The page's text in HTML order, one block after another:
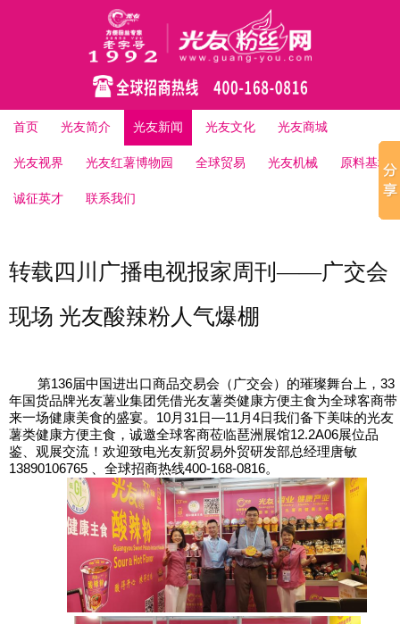
首页 光友简介 光友新闻 光友文化 光友商城
光友视界 光友红薯博物园 全球贸易 光友机械 原料基地
诚征英才 联系我们
转载四川广播电视报家周刊——广交会
现场 光友酸辣粉人气爆棚
第136届中国进出口商品交易会（广交会）的璀璨舞台上， 33
年国货品牌光友薯业集团凭借光友薯类健康方便主食为全球客商带
来一场健康美食的盛宴。 10月31日—11 月4日我们备下美味的光友
薯类健康方便主食，诚邀全球客商莅临琶洲展馆12.2A06展位品
鉴、观展交流！欢迎致电光友新贸易外贸研发部总经理唐敏
13890106765
全球招商热线400-168-0816。